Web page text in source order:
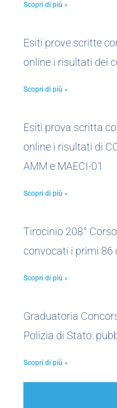
Scopri di più »
Esiti prove scritte
online i risultati dei
Scopri di più »
Esiti prova scritta
online i risultati di
AMM e MAECI-01
Scopri di più »
Tirocinio 208°
convocati i primi 86
Scopri di più »
Graduatoria
Polizia di Stato:
Scopri di più »